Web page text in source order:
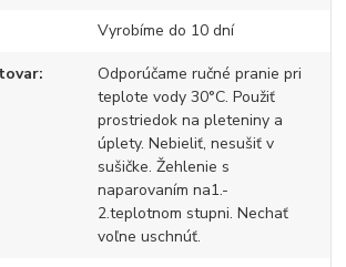
Vyrobíme do 10 dní
Odporúčame ručné pranie pri
teplote vody 30°C. Použiť
prostriedok na pleteniny a
úplety. Nebieliť, nesušiť v
sušičke. Žehlenie s
naparovaním na1.-
2.teplotnom stupni. Nechať
voľne uschnúť.